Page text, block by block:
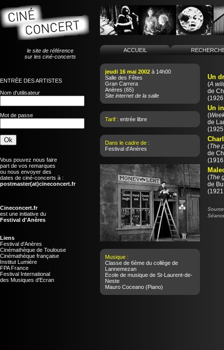
le site de référence
sur les ciné-concerts
ENTRÉE DES ARTISTES
Nom d'utilisateur
Mot de passe
Vous pouvez nous faire
part de vos remarques
ou nous envoyer des
dates de ciné-concerts à :
postmaster(at)cineconcert.fr
Cineconcert.fr
est une initiative du
Festival d'Anères
Liens
Festival d'Anères
Cinémathèque de Toulouse
Cinémathèque française
Institut Lumière
FPA France
Festival International
des Musiques d'Ecran
ACCUEIL
jeudi 16 mai 2002 à 14h00
Salle des Fêtes
Gran Carrera
Anères (65)
Site internet de la salle
Tarif : entrée libre
Dans le cadre de :
Festival d'Anères
Musique :
Classe de 6ème du collège de
Lannemezan
Ecole de musique de St-Laurent-de-
Neste
Mauro Coceano (Piano)
Un
(A
de
Un
(
de
(The
de
(The
de